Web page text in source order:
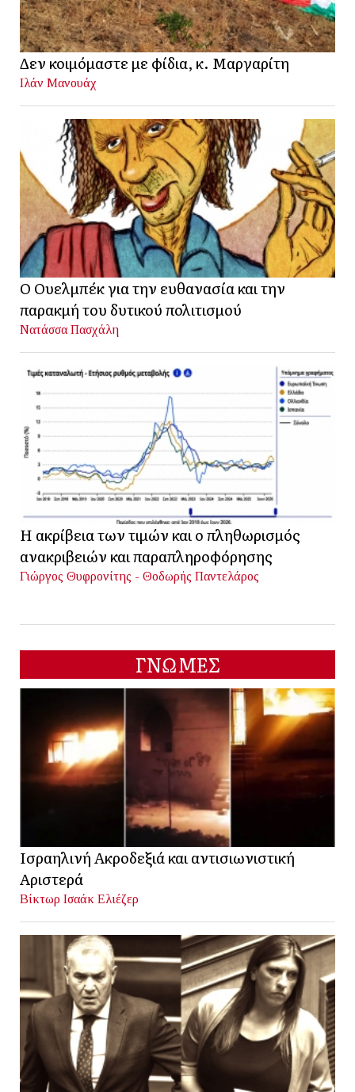
Δεν κοιμόμαστε με φίδια, κ. Μαργαρίτη
Ιλάν Μανουάχ
Ο Ουελμπέκ για την ευθανασία και την
παρακμή του δυτικού πολιτισμού
Νατάσσα Πασχάλη
Η ακρίβεια των τιμών και ο πληθωρισμός
ανακριβειών και παραπληροφόρησης
Γιώργος Θυφρονίτης - Θοδωρής Παντελάρος
ΓΝΩΜΕΣ
Ισραηλινή Ακροδεξιά και αντισιωνιστική
Αριστερά
Βίκτωρ Ισαάκ Ελιέζερ